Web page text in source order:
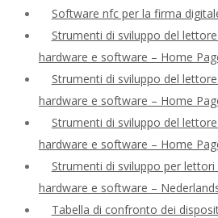
Software nfc per la firma
Strumenti di sviluppo del
hardware e software – Home
Strumenti di sviluppo del
hardware e software – Home
Strumenti di sviluppo del
hardware e software – Home
Strumenti di sviluppo per lettori
hardware e software –
Tabella di confronto dei